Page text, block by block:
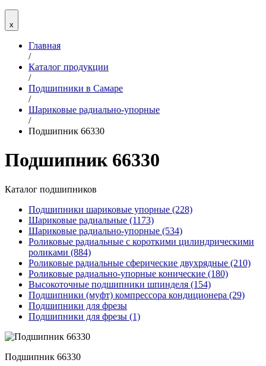
x
Главная
/
Каталог продукции
/
Подшипники в Самаре
/
Шариковые радиально-упорные
/
Подшипник 66330
Подшипник 66330
Каталог подшипников
Подшипники шариковые упорные (228)
Шариковые радиальные (1173)
Шариковые радиально-упорные (534)
Роликовые радиальные с короткими цилиндрическими
роликами (884)
Роликовые радиальные сферические двухрядные (210)
Роликовые радиально-упорные конические (180)
Высокоточные подшипники шпинделя (154)
Подшипники (муфт) компрессора кондиционера (29)
Подшипники для фрезы
Подшипники для фрезы (1)
Подшипник 66330